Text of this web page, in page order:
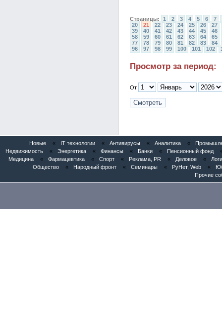
Страницы: 1 2 3 4 5 6
7
20
21 22 23 24 25 26
27
39
40 41 42 43 44 45
46
58
59 60 61 62 63 64
65
77
78 79 80 81 82 83
84
96
97 98 99 100 101 102
Просмотр за период:
От
Новые « IT технологии « Антивирусы « Аналитика «
Недвижимость
« Энергетика « Финансы « Банки « Пенсионный фонд
Медицина
« Фармацевтика « Спорт « Реклама, PR « Деловое «
Общество
« Народный фронт « Семинары « РуНет, Web «
Прочие